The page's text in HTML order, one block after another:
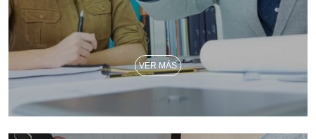
VER MÁS